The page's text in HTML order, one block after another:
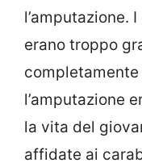
l’amputazione.
erano troppo
l’amputazione
la vita del
affidate ai